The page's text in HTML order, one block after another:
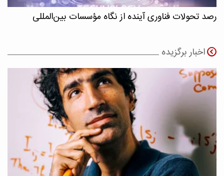
رصد تحولات فناوری آینده از نگاه مؤسسات بین‌المللی
اخبار برگزیده